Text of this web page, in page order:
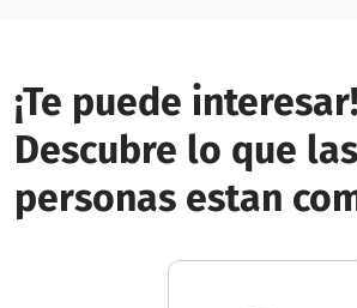
¡Te puede interesar!
Descubre lo que las
personas estan